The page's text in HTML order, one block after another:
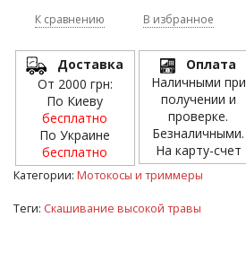
К сравнению В избранное
Доставка
От 2000 грн:
По Киеву
бесплатно
По Украине
бесплатно
Оплата
Наличными при
получении и
проверке.
Безналичными.
На карту-счет
Категории: Мотокосы и триммеры
Теги: Скашивание высокой травы